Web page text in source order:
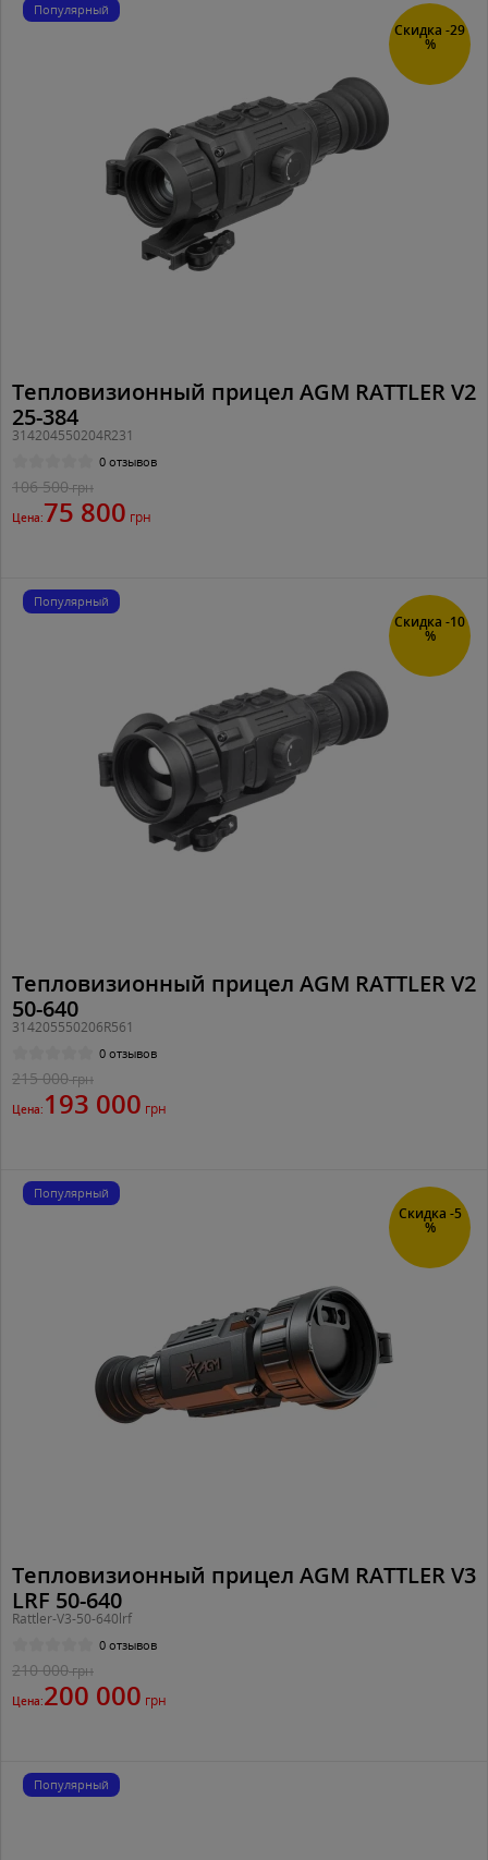
Скидка -29
%
Популярный
Тепловизионный прицел AGM RATTLER V2
25-384
314204550204R231
0 отзывов
106 500грн
Цена:75 800 грн
Скидка -10
%
Популярный
Тепловизионный прицел AGM RATTLER V2
50-640
314205550206R561
0 отзывов
215 000грн
Цена: 193 000 грн
Скидка -5
%
Популярный
Тепловизионный прицел AGM RATTLER V3
LRF 50-640
Rattler-V3-50-640lrf
0 отзывов
210 000грн
Цена:200 000 грн
Популярный